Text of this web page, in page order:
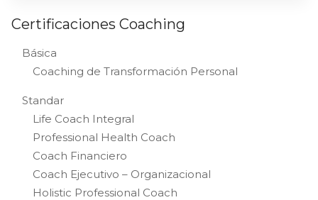
Certificaciones Coaching
Básica
Coaching de Transformación Personal
Standar
Life Coach Integral
Professional Health Coach
Coach Financiero
Coach Ejecutivo – Organizacional
Holistic Professional Coach